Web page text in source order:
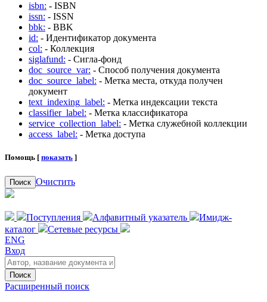
isbn: - ISBN
issn: - ISSN
bbk: - BBK
id: - Идентификатор документа
col: - Коллекция
siglafund: - Сигла-фонд
doc_source_var: - Способ получения документа
doc_source_label: - Метка места, откуда получен
документ
text_indexing_label: - Метка индексации текста
classifier_label: - Метка классификатора
service_collection_label: - Метка служебной коллекции
access_label: - Метка доступа
Помощь [ показать ]
Поиск Очистить
Поступления Алфавитный указатель
Имидж-
каталог
Сетевые ресурсы
ENG
Вход
Поиск
Расширенный поиск